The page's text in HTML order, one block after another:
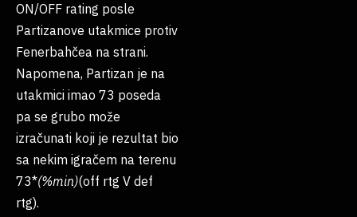
ON/OFF rating posle
Partizanove utakmice protiv
Fenerbahčea na strani.
Napomena, Partizan je na
utakmici imao 73 poseda
pa se grubo može
izračunati koji je rezultat bio
sa nekim igračem na terenu
73*(%min)(off rtg V def
rtg).